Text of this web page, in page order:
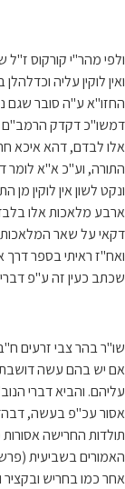
ולפי מהר"י קורקוס
ואין לוקין עליה
החזו"א ע"ה סובר שגם
דמשו"כ דקדק הרמב"ם
אלו לבדם, דהא איכא
התורה, וע"כ א"א לומר
ונקט לשון אין לוקין
ארבע מלאכות אלו
דקאי על שאר
ואח"ז ראיתי בספר
שכתב כעין זה ע"פ
שו"ר בהר צבי זרעים
אם יש בהם עשה
עליהם. והביא דברי
אסור עכ"פ בעשה,
תולדות החרישה
האמורים בשביעית
אחר כמו בחריש